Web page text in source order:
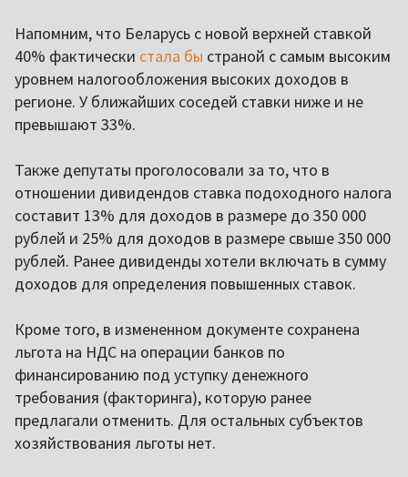
Напомним, что Беларусь с новой верхней ставкой
40% фактически стала бы страной с самым высоким
уровнем налогообложения высоких доходов в
регионе. У ближайших соседей ставки ниже и не
превышают 33%.
Также депутаты проголосовали за то, что в
отношении дивидендов ставка подоходного налога
составит 13% для доходов в размере до 350 000
рублей и 25% для доходов в размере свыше 350 000
рублей. Ранее дивиденды хотели включать в сумму
доходов для определения повышенных ставок.
Кроме того, в измененном документе сохранена
льгота на НДС на операции банков по
финансированию под уступку денежного
требования (факторинга), которую ранее
предлагали отменить. Для остальных субъектов
хозяйствования льготы нет.